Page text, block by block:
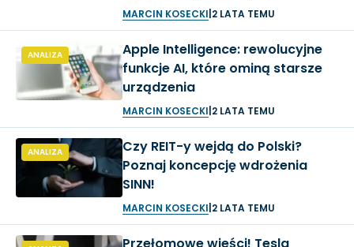
MARCIN KOSECKI 2 LATA TEMU
ANALIZA
Apple Intelligence: rewolucyjne
funkcje AI, które ominą starsze
urządzenia
MARCIN KOSECKI 2 LATA TEMU
ANALIZA
Czy REIT-y wejdą do Polski?
Poznaj koncepcję wdrożenia
SINN!
MARCIN KOSECKI 2 LATA TEMU
Przełomowe wieści! Tesla